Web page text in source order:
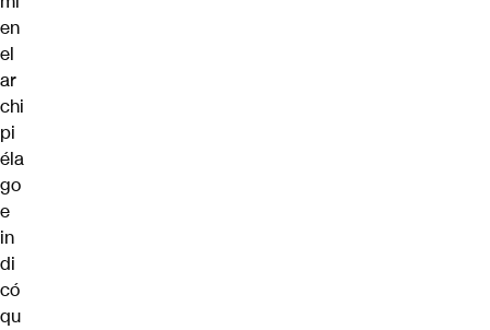
en
el
ar
chi
pi
éla
go
e
in
di
có
qu